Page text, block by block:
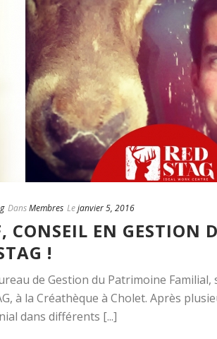
DansMembres Lejanvier 5, 2016
CONSEIL EN GESTION
!
de Gestion du Patrimoine
à la Créathèque à Cholet. Après
dans différents [...]